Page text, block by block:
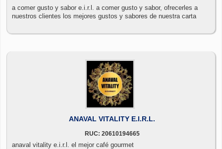
a comer gusto y sabor e.i.r.l. a comer gusto y sabor, ofrecerles a
nuestros clientes los mejores gustos y sabores de nuestra carta
ANAVAL VITALITY E.I.R.L.
RUC: 20610194665
anaval vitality e.i.r.l. el mejor café gourmet